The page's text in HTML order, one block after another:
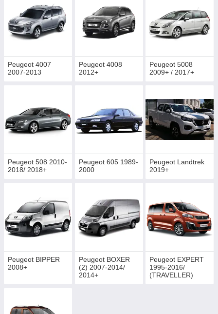
Peugeot 4007
2007-2013
Peugeot 4008
2012+
Peugeot 5008
2009+ / 2017+
Peugeot 508 2010-
2018/ 2018+
Peugeot 605 1989-
2000
Peugeot Landtrek
2019+
Peugeot BIPPER
2008+
Peugeot BOXER
(2) 2007-2014/
2014+
Peugeot EXPERT
1995-2016/
(TRAVELLER)